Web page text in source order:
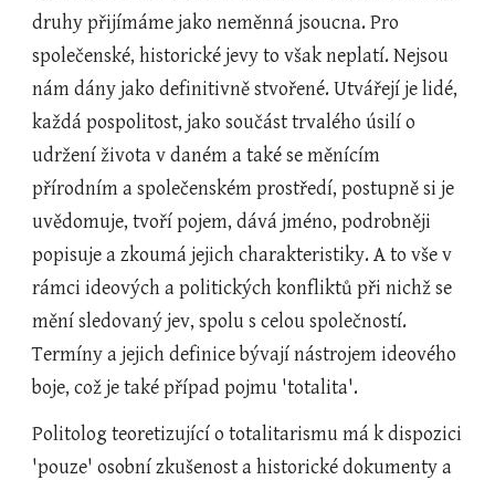
druhy přijímáme jako neměnná jsoucna. Pro
společenské, historické jevy to však neplatí. Nejsou
nám dány jako definitivně stvořené. Utvářejí je lidé,
každá pospolitost, jako součást trvalého úsilí o
udržení života v daném a také se měnícím
přírodním a společenském prostředí, postupně si je
uvědomuje, tvoří pojem, dává jméno, podrobněji
popisuje a zkoumá jejich charakteristiky. A to vše v
rámci ideových a politických konfliktů při nichž se
mění sledovaný jev, spolu s celou společností.
Termíny a jejich definice bývají nástrojem ideového
boje, což je také případ pojmu 'totalita'.
Politolog teoretizující o totalitarismu má k dispozici
'pouze' osobní zkušenost a historické dokumenty a